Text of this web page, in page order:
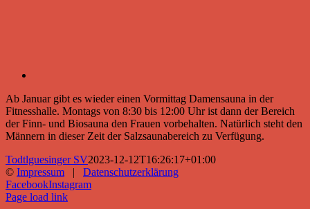
Ab Januar gibt es wieder einen Vormittag Damensauna in der
Fitnesshalle. Montags von 8:30 bis 12:00 Uhr ist dann der Bereich
der Finn- und Biosauna den Frauen vorbehalten. Natürlich steht den
Männern in dieser Zeit der Salzsaunabereich zu Verfügung.
Todtlguesinger SV2023-12-12T16:26:17+01:00
© Impressum | Datenschutzerklärung
FacebookInstagram
Page load link